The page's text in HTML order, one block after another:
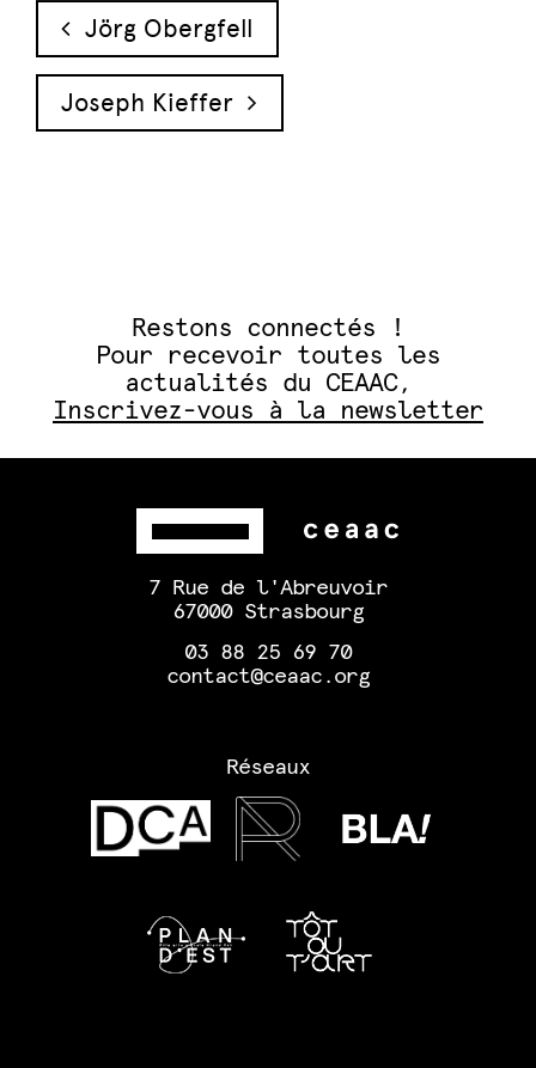
Navigation des articles
Jörg Obergfell
Joseph Kieffer
Restons connectés !
Pour recevoir toutes les
actualités du CEAAC,
Inscrivez-vous à la newsletter
7 Rue de l'Abreuvoir
67000 Strasbourg
03 88 25 69 70
contact@ceaac.org
Réseaux